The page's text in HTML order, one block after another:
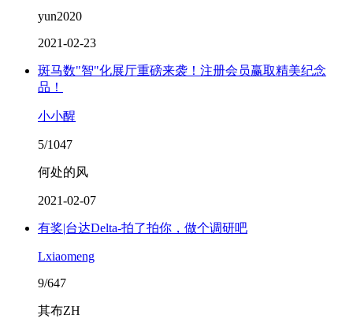
yun2020
2021-02-23
斑马数"智"化展厅重磅来袭！注册会员赢取精美纪念
品！
小小醒
5/1047
何处的风
2021-02-07
有奖|台达Delta-拍了拍你，做个调研吧
Lxiaomeng
9/647
其布ZH